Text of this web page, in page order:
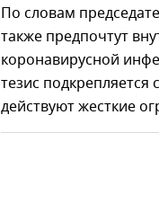
По словам
также предпочтут
коронавирусной
тезис подкрепляется
действуют жесткие